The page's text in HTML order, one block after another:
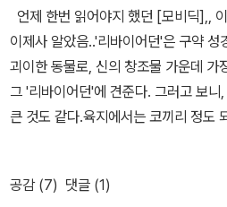
로 덧없지만 벗어날 수 없는 이룰 수
다리고 있는 복수를 향해 달려가는 에
서 이슈메일은 결코 주인공들에 낄 수
의 삶이라고 여겼던 무대에서 벗어나 '
듯이, 이슈메일은 에이해브를 스타벅
들의 피쿼드호를 바라보고 서사할 뿐
위, 몸속의 장기와 머릿속, 습성 등에
막한 느낌이 사라졌으니, 역시 닮은
서 <백경>을 이야기하며 적었듯 <모
선 선장 에이해브가 다시 선원들을 모
를 벌이는 내용을 담고 있습니다. '고
장 큰 생물로서 아주 오래전부터 신의
니다. 허먼 멜빌은 화자인 이슈마엘을
례 훑어보인 후 이야기를 시작합니다.
언제 한번 읽어야지 했던 [모비딕],,
이제사 알았음..'리바이어던'은 구약 성
괴이한 동물로, 신의 창조물 가운데 가
그 '리바이어던'에 견준다. 그러고 보
큰 것도 같다.육지에서는 코끼리 정도
이 없을 때' 그리하여 '우울한 기분을
기 위해 늘 쓰는 방법이 바다에 나가는
공감 (7) 댓글 (1)